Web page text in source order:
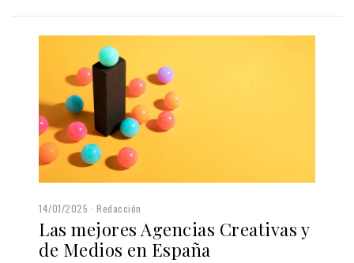
14/01/2025 Redacción
Las mejores Agencias Creativas y
de Medios en España